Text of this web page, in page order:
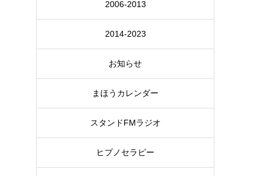
2006-2013
2014-2023
お知らせ
まほうカレンダー
スタンドFMラジオ
ヒプノセラピー